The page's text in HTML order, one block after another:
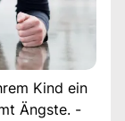
Kind ein
Ängste. -